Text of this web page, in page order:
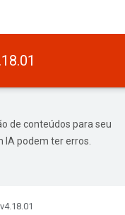
de conteúdos para seu
podem ter erros.
v4.18.01